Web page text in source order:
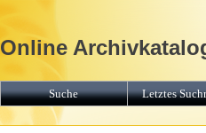
Online
Suche Letztes